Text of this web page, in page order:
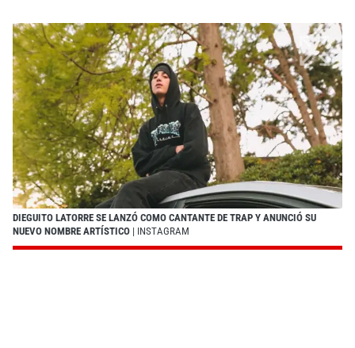
DIEGUITO LATORRE SE LANZÓ COMO CANTANTE DE TRAP Y ANUNCIÓ SU
NUEVO NOMBRE ARTÍSTICO | INSTAGRAM